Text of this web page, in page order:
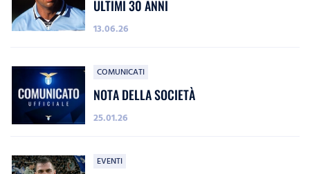
ULTIMI 30 ANNI
13.06.26
COMUNICATI
NOTA DELLA SOCIETÀ
25.01.26
EVENTI